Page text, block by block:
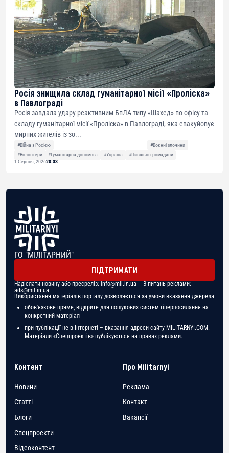
Росія знищила склад гуманітарної місії «Проліска»
в Павлограді
Росія завдала удару реактивним БпЛА типу «Шахед» по офісу та
складу гуманітарної місії «Проліска» в Павлограді, яка евакуйовує
мирних жителів із зо...
#Війна з Росією
#Воєнні злочини
#Волонтери
#Гуманітарна допомога #Україна
#Цивільні громадяни
1 Серпня, 202620:33
ГО "МІЛІТАРНИЙ"
ПІДТРИМАТИ
Надіслати новину або пресреліз: info@mil.in.ua | З питань реклами:
ads@mil.in.ua
Використання матеріалів порталу дозволяється за умови вказання джерела
обов'язкове пряме, відкрите для пошукових систем гіперпосилання на
конкретний матеріал
при публікації не в Інтернеті – вказання адреси сайту MILITARNYI.COM.
Матеріали «Спецпроектів» публікуються на правах реклами.
Контент
Новини
Статті
Блоги
Спецпроекти
Відеоконтент
Про Militarnyi
Реклама
Контакт
Вакансії